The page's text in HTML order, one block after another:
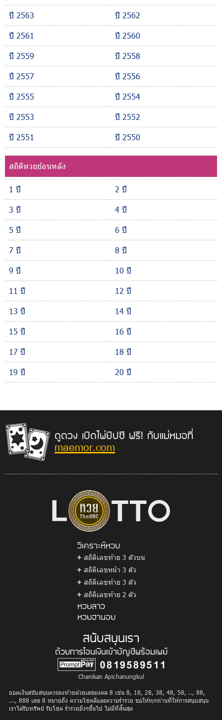
ปี 2563
ปี 2562
ปี 2561
ปี 2560
ปี 2559
ปี 2558
ปี 2557
ปี 2556
ปี 2555
ปี 2554
ปี 2553
ปี 2552
ปี 2551
ปี 2550
สถิติหวยย้อนหลัง
1 ปี
2 ปี
3 ปี
4 ปี
5 ปี
6 ปี
7 ปี
8 ปี
9 ปี
10 ปี
11 ปี
12 ปี
13 ปี
14 ปี
15 ปี
16 ปี
17 ปี
18 ปี
19 ปี
20 ปี
ดูดวง เปิดไพ่ยิปซี ฟรี! กับแม่หมอที่
maemor.com
วิเคราะห์หวย
สถิติเลขท้าย 3 ตัวบน
สถิติเลขหน้า 3 ตัว
สถิติเลขท้าย 3 ตัว
สถิติเลขท้าย 2 ตัว
หวยลาว
หวยฮานอย
สนับสนุนเรา
ด้วยการโอนเงินเข้าบัญชีพร้อมเพย์
Chanikan Apichanungkul
ยอดเงินสนับสนุนควรลงท้ายด้วยเลขมงคล 8 เช่น 8, 18, 28, 38, 48, 58, .., 88,
..., 888 เลข 8 หมายถึง ความโชคดีและความร่ำรวย ขอให้ทุกท่านที่ให้การสนุบสนุน
เราได้รับทรัพย์ รับโชค ร่ำรวยยิ่งๆขึ้นไป ไม่มีที่สิ้นสุด